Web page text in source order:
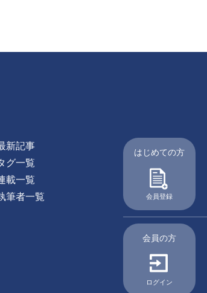
新記事
グ一覧
載一覧
筆者一覧
はじめての方
会員登録
会員の方
ログイン